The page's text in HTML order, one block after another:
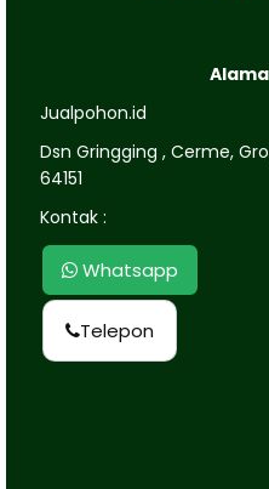
Jualpohon.id
Dsn Gringging , Cerme,
64151
Kontak :
Whatsapp
Telepon